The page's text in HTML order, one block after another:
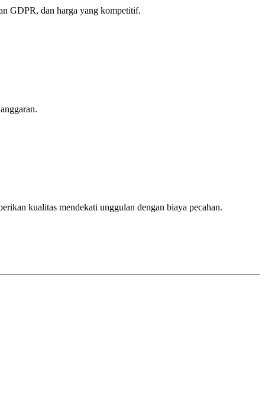
GDPR, dan harga yang kompetitif.
kualitas mendekati unggulan dengan biaya pecahan.